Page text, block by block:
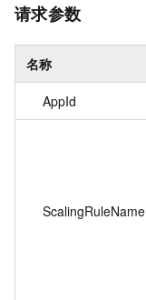
请求参数
名称
AppId
ScalingRuleName